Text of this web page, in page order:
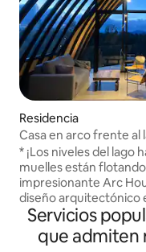
Residencia
Casa en arco frente al
de Guatapé, con
* ¡Los niveles del lago
muelles están flotando! * Disfruta
impresionante Arc
diseño arquitectónico
privada, a solo 10
Las paredes de cristal,
metros y las vistas
Servicios
que admiten